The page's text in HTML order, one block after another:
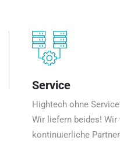
Service
Hightech ohne
Wir liefern beides!
kontinuierliche